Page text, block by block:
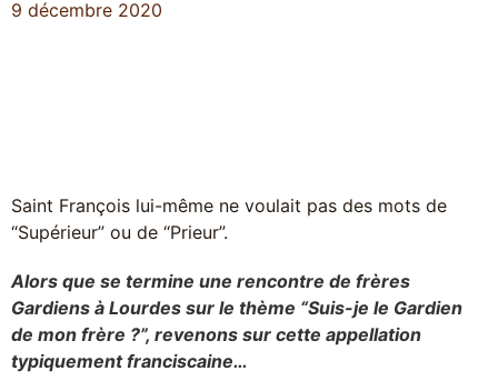
9 décembre 2020
Saint François lui-même ne voulait pas des mots de
“Supérieur” ou de “Prieur”.
Alors que se termine une rencontre de frères
Gardiens à Lourdes sur le thème “Suis-je le Gardien
de mon frère ?”, revenons sur cette appellation
typiquement franciscaine…